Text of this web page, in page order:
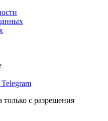
только с разрешения